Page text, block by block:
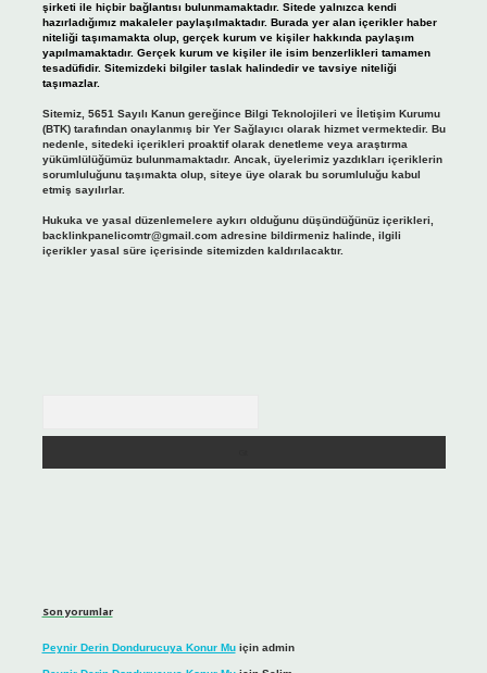
şirketi ile hiçbir bağlantısı bulunmamaktadır. Sitede yalnızca kendi
hazırladığımız makaleler paylaşılmaktadır. Burada yer alan içerikler haber
niteliği taşımamakta olup, gerçek kurum ve kişiler hakkında paylaşım
yapılmamaktadır. Gerçek kurum ve kişiler ile isim benzerlikleri tamamen
tesadüfidir. Sitemizdeki bilgiler taslak halindedir ve tavsiye niteliği
taşımazlar.
Sitemiz, 5651 Sayılı Kanun gereğince Bilgi Teknolojileri ve İletişim Kurumu
(BTK) tarafından onaylanmış bir Yer Sağlayıcı olarak hizmet vermektedir. Bu
nedenle, sitedeki içerikleri proaktif olarak denetleme veya araştırma
yükümlülüğümüz bulunmamaktadır. Ancak, üyelerimiz yazdıkları içeriklerin
sorumluluğunu taşımakta olup, siteye üye olarak bu sorumluluğu kabul
etmiş sayılırlar.
Hukuka ve yasal düzenlemelere aykırı olduğunu düşündüğünüz içerikleri,
backlinkpanelicomtr@gmail.comadresine bildirmeniz halinde, ilgili
içerikler yasal süre içerisinde sitemizden kaldırılacaktır.
Son yorumlar
Peynir Derin Dondurucuya Konur Muiçin admin